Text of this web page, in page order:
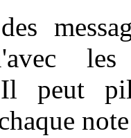
Il peut